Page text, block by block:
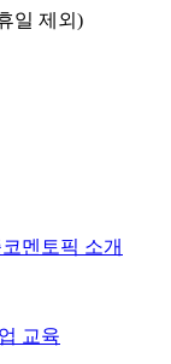
일 제외)
코멘토픽 소개
교육